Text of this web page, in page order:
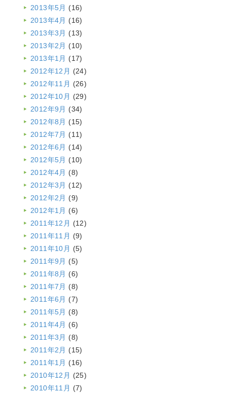
2013年5月 (16)
2013年4月 (16)
2013年3月 (13)
2013年2月 (10)
2013年1月 (17)
2012年12月 (24)
2012年11月 (26)
2012年10月 (29)
2012年9月 (34)
2012年8月 (15)
2012年7月 (11)
2012年6月 (14)
2012年5月 (10)
2012年4月 (8)
2012年3月 (12)
2012年2月 (9)
2012年1月 (6)
2011年12月 (12)
2011年11月 (9)
2011年10月 (5)
2011年9月 (5)
2011年8月 (6)
2011年7月 (8)
2011年6月 (7)
2011年5月 (8)
2011年4月 (6)
2011年3月 (8)
2011年2月 (15)
2011年1月 (16)
2010年12月 (25)
2010年11月 (7)